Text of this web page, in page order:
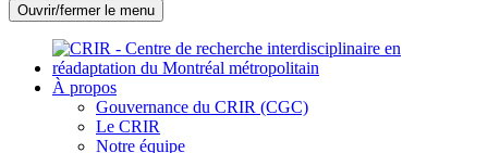
Ouvrir/fermer le menu
À propos
Gouvernance du CRIR (CGC)
Le CRIR
Notre équipe